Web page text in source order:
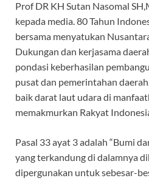
Prof DR KH Sutan Nasomal
kepada media. 80 Tahun
bersama menyatukan
Dukungan dan kerjasama
pondasi keberhasilan
pusat dan pemerintahan
baik darat laut udara di
memakmurkan Rakyat
Pasal 33 ayat 3 adalah “Bumi
yang terkandung di dalamnya
dipergunakan untuk sebesar-